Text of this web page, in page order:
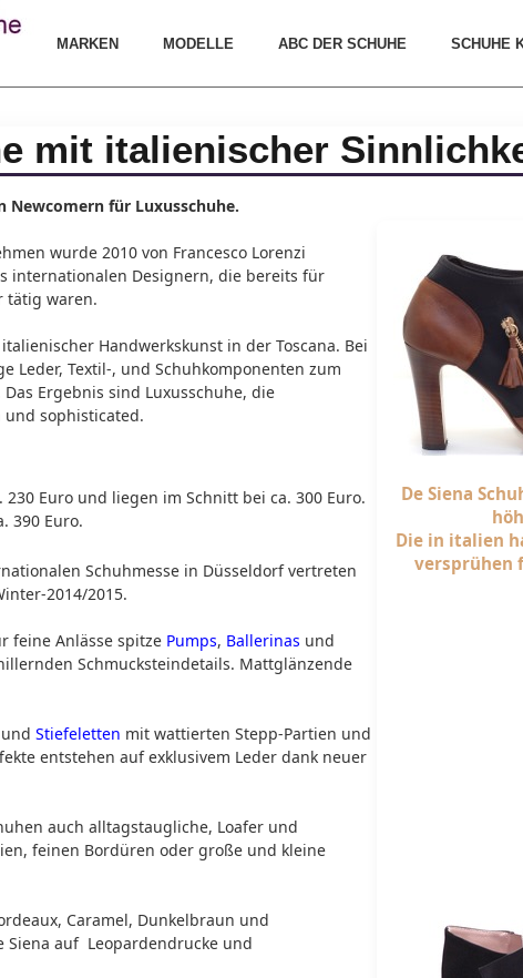
MARKEN MODELLE ABC DER SCHUHE SCHUHE
mit italienischer
De Siena
Die in italien
versprühen
Newcomern für Luxusschuhe.
wurde 2010 von Francesco Lorenzi
internationalen Designern, die bereits für
tätig waren.
Handwerkskunst in der Toscana. Bei
Leder, Textil-, und Schuhkomponenten zum
Ergebnis sind Luxusschuhe, die
und sophisticated.
Euro und liegen im Schnitt bei ca. 300 Euro.
390 Euro.
Schuhmesse in Düsseldorf vertreten
2014/2015.
feine Anlässe spitze Pumps, Ballerinas und
Schmucksteindetails. Mattglänzende
Stiefeletten mit wattierten Stepp-Partien und
entstehen auf exklusivem Leder dank neuer
auch alltagstaugliche, Loafer und
feinen Bordüren oder große und kleine
Caramel, Dunkelbraun und
Siena auf Leopardendrucke und